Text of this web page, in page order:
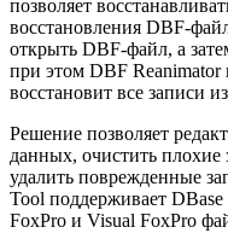
позволяет
восстановления DBF-
открыть DBF-файл, а
при этом DBF Reanimator
восстановит все записи
Решение позволяет
данных, очистить плохие
удалить поврежденные
Tool поддерживает
FoxPro и Visual FoxPro